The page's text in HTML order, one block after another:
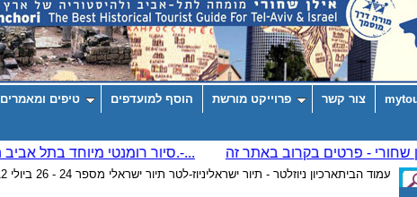
טיפים ומאמרים הוסף למועדפים פרוייקט מורשת צור קשר
עמוד הביתארכיון ניוזלטר - תיור ישראליניוז-לטר תיור ישראלי מספר 24 - 26 ביולי 2012 -